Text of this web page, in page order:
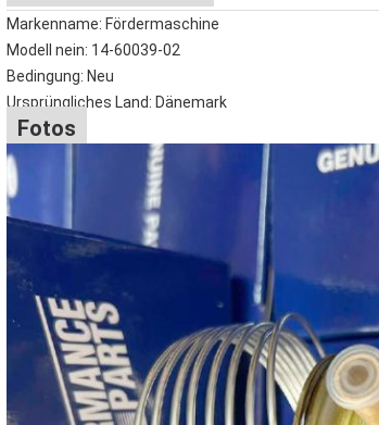
Markenname: Fördermaschine
Modell nein: 14-60039-02
Bedingung: Neu
Ursprüngliches Land: Dänemark
Fotos